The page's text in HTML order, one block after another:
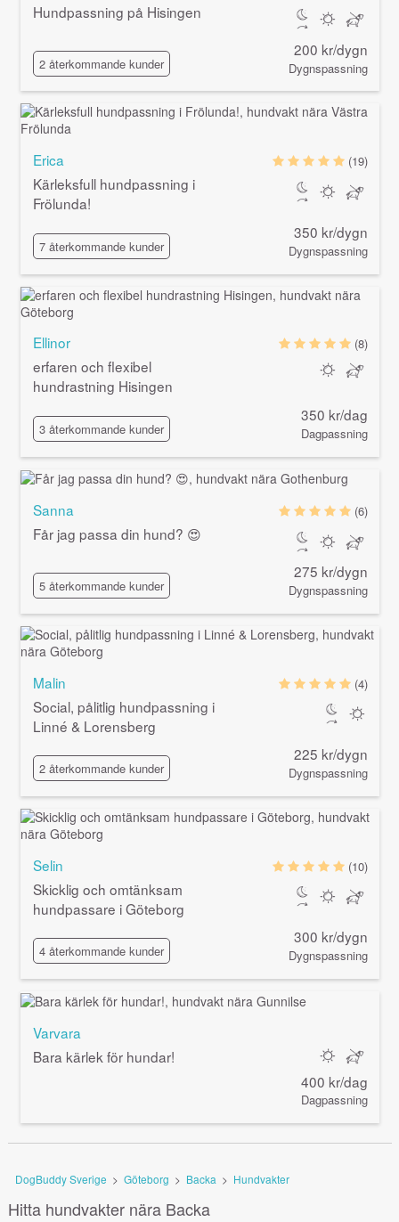
Hundpassning på Hisingen
2 återkommande kunder
200 kr/dygn
Dygnspassning
Erica
Kärleksfull hundpassning i
Frölunda!
7 återkommande kunder
(19)
350 kr/dygn
Dygnspassning
Ellinor
erfaren och flexibel
hundrastning Hisingen
3 återkommande kunder
(8)
350 kr/dag
Dagpassning
Sanna
Får jag passa din hund? 😍
5 återkommande kunder
(6)
275 kr/dygn
Dygnspassning
Malin
Social, pålitlig hundpassning i
Linné & Lorensberg
2 återkommande kunder
(4)
225 kr/dygn
Dygnspassning
Selin
Skicklig och omtänksam
hundpassare i Göteborg
4 återkommande kunder
(10)
300 kr/dygn
Dygnspassning
Varvara
Bara kärlek för hundar!
400 kr/dag
Dagpassning
DogBuddy Sverige > Göteborg > Backa > Hundvakter
Hitta hundvakter nära Backa